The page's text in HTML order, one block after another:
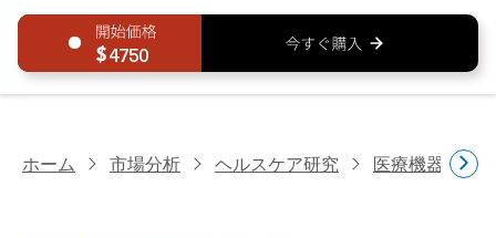
4750
ホーム 市場分析 ヘルスケア研究 医療機器研究